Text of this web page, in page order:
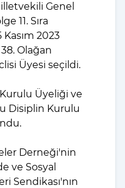
Genel
11. Sıra
2023
Olağan
Üyesi seçildi.
Kurulu Üyeliği ve
Disiplin Kurulu
Derneği'nin
ve Sosyal
Sendikası'nın